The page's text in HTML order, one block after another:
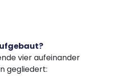
vier aufeinander
gegliedert: